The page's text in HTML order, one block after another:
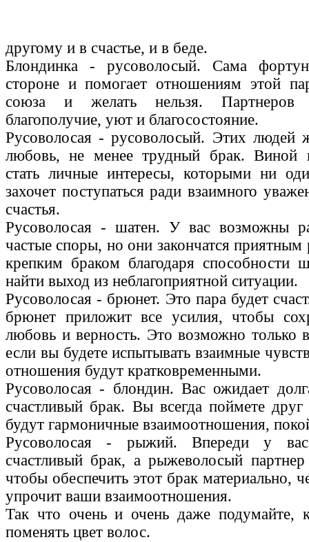
другому и в счастье, и в беде.
Блондинка - русоволосый. Сама
стороне и помогает отношениям этой
союза и желать нельзя.
благополучие, уют и благосостояние.
Русоволосая - русоволосый. Этих людей
любовь, не менее трудный брак. Виной
стать личные интересы, которыми ни
захочет поступаться ради взаимного
счастья.
Русоволосая - шатен. У вас возможны
частые споры, но они закончатся
крепким браком благодаря способности
найти выход из неблагоприятной ситуации.
Русоволосая - брюнет. Это пара будет
брюнет приложит все усилия, чтобы
любовь и верность. Это возможно только
если вы будете испытывать взаимные
отношения будут кратковременными.
Русоволосая - блондин. Вас ожидает
счастливый брак. Вы всегда поймете
будут гармоничные взаимоотношения,
Русоволосая - рыжий. Впереди у
счастливый брак, а рыжеволосый партнер
чтобы обеспечить этот брак материально,
упрочит ваши взаимоотношения.
Так что очень и очень даже подумайте,
поменять цвет волос.